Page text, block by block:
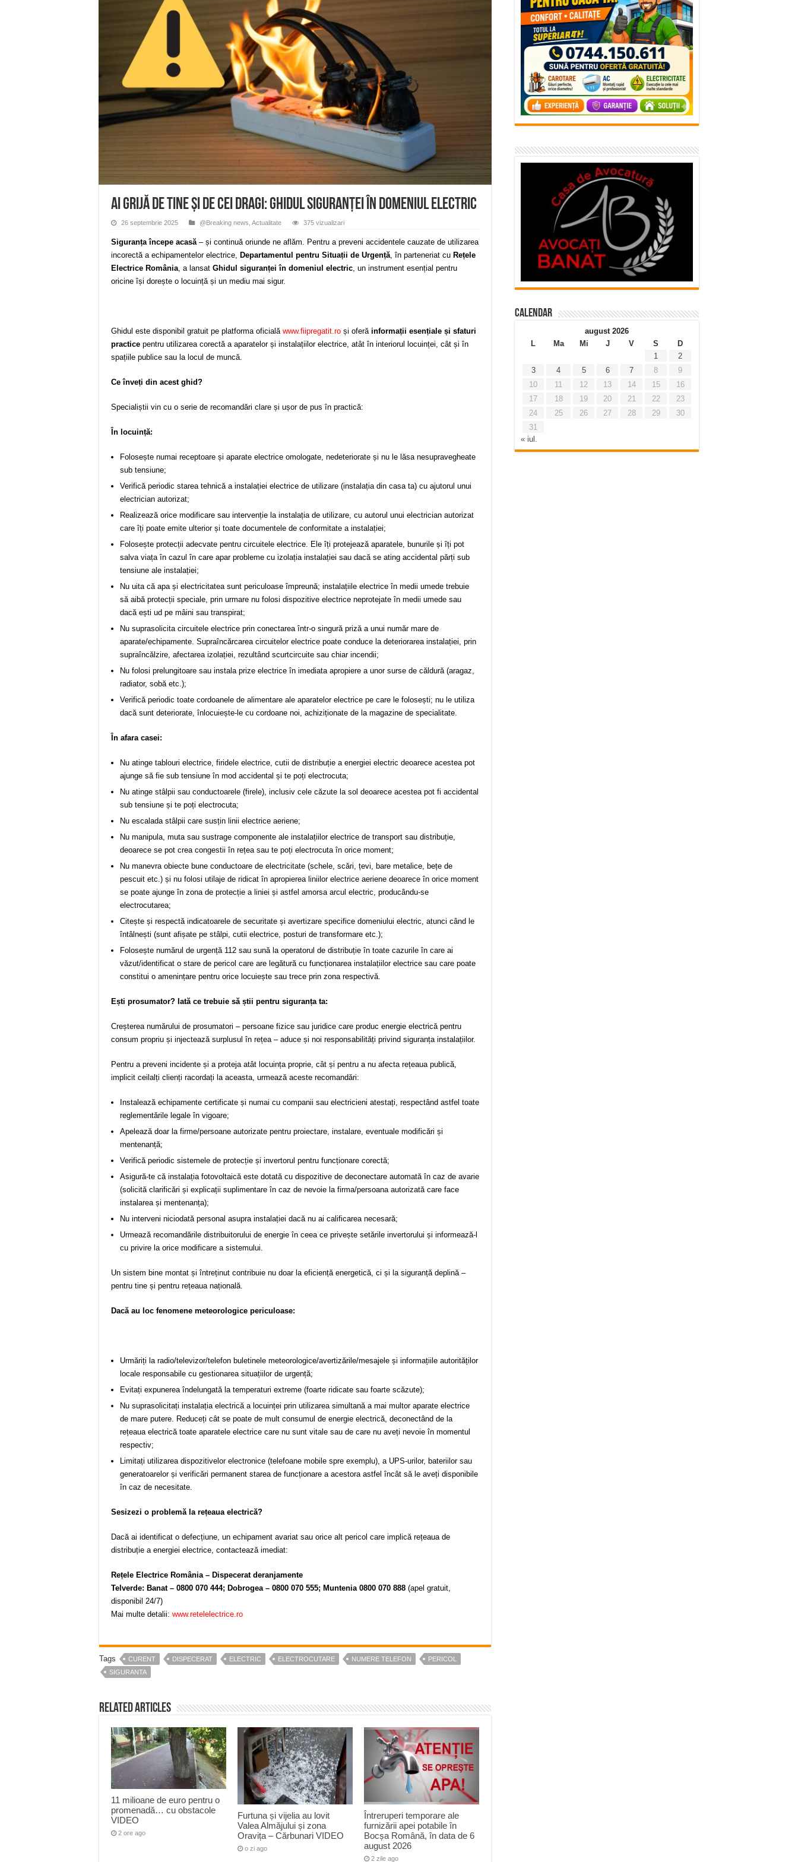
Ștrandul Termal Ring din Oravița – locul unde natura a ascuns un izvor de sănătate VIDEO
Miresme de lavandă, mentă și flori de vară și râsete de copii la Carașova VIDEO
ANUNȚ OPRIRE APĂ în Reșița – avarie – 04.08.2026 – str. Văliugului și Plastomet
ANUNŢ OPRIRE APĂ în CARANSEBEȘ – 04.08.2026 – avarie – Calea Severinului
ANUNŢ OPRIRE APĂ în CARANSEBEȘ avarie
Ai grijă de tine și de cei dragi: Ghidul siguranței în domeniul electric
26 septembrie 2025 @Breaking news Actualitate 375 vizualizari
Siguranța începe acasă– și continuă oriunde ne aflăm. Pentru a preveni accidentele cauzate de utilizarea
incorectă a echipamentelor electrice, Departamentul pentru Situații de Urgență, în parteneriat cu Rețele
Electrice România, a lansat Ghidul siguranței în domeniul electric, un instrument esențial pentru
oricine își dorește o locuință și un mediu mai sigur.
Ghidul este disponibil gratuit pe platforma oficială www.fiipregatit.ro și oferă informații esențiale și sfaturi
practice pentru utilizarea corectă a aparatelor și instalațiilor electrice, atât în interiorul locuinței, cât și în
spațiile publice sau la locul de muncă.
Ce înveți din acest ghid?
Specialiștii vin cu o serie de recomandări clare și ușor de pus în practică:
În locuință:
Folosește numai receptoare și aparate electrice omologate, nedeteriorate și nu le lăsa nesupravegheate
sub tensiune;
Veri­fică periodic starea tehnică a instalației electrice de utilizare (instalația din casa ta) cu ajutorul unui
electrician autorizat;
Realizează orice modificare sau intervenție la instalația de utilizare, cu autorul unui electrician autorizat
care îți poate emite ulterior și toate documentele de conformitate a instalației;
Folosește protecții adecvate pentru circuitele electrice. Ele îți protejează aparatele, bunurile și îți pot
salva viața în cazul în care apar probleme cu izolația instalației sau dacă se ating accidental părți sub
tensiune ale instalației;
Nu uita că apa și electricitatea sunt periculoase împreună; instalațiile electrice în medii umede trebuie
să aibă protecții speciale, prin urmare nu folosi dispozitive electrice neprotejate în medii umede sau
dacă ești ud pe mâini sau transpirat;
Nu suprasolicita circuitele electrice prin conectarea într-o singură priză a unui număr mare de
aparate/echipamente. Supraîncărcarea circuitelor electrice poate conduce la deteriorarea instalației, prin
supraîncălzire, afectarea izolației, rezultând scurtcircuite sau chiar incendii;
Nu folosi prelungitoare sau instala prize electrice în imediata apropiere a unor surse de căldură (aragaz,
radiator, sobă etc.);
Veri­fică periodic toate cordoanele de alimentare ale aparatelor electrice pe care le folosești; nu le utiliza
dacă sunt deteriorate, înlocuiește-le cu cordoane noi, achiziționate de la magazine de specialitate.
În afara casei:
Nu atinge tablouri electrice, firidele electrice, cutii de distribuție a energiei electric deoarece acestea pot
ajunge să fie sub tensiune în mod accidental și te poți electrocuta;
Nu atinge stâlpii sau conductoarele (fi­rele), inclusiv cele căzute la sol deoarece acestea pot fi accidental
sub tensiune și te poți electrocuta;
Nu escalada stâlpii care susțin linii electrice aeriene;
Nu manipula, muta sau sustrage componente ale instalațiilor electrice de transport sau distribuție,
deoarece se pot crea congestii în rețea sau te poți electrocuta în orice moment;
Nu manevra obiecte bune conductoare de electricitate (schele, scări, țevi, bare metalice, bețe de
pescuit etc.) și nu folosi utilaje de ridicat în apropierea liniilor electrice aeriene deoarece în orice moment
se poate ajunge în zona de protecție a liniei și astfel amorsa arcul electric, producându-se
electrocutarea;
Citește și respectă indicatoarele de securitate și avertizare specifi­ce domeniului electric, atunci când le
întâlnești (sunt afișate pe stâlpi, cutii electrice, posturi de transformare etc.);
Folosește numărul de urgență 112 sau sună la operatorul de distribuție în toate cazurile în care ai
văzut/identi­ficat o stare de pericol care are legătură cu funcționarea instalațiilor electrice sau care poate
constitui o amenințare pentru orice locuiește sau trece prin zona respectivă.
Ești prosumator? Iatăce trebuie să știi pentru siguranța ta:
Creșterea numărului de prosumatori – persoane fizice sau juridice care produc energie electrică pentru
consum propriu și injectează surplusul în rețea – aduce și noi responsabilități privind siguranța instalațiilor.
Pentru a preveni incidente și a proteja atât locuința proprie, cât și pentru a nu afecta rețeaua publică,
implicit ceilalți clienți racordați la aceasta, urmează aceste recomandări:
Instalează echipamente certificate și numai cu companii sau electricieni atestați, respectând astfel toate
reglementările legale în vigoare;
Apelează doar la firme/persoane autorizate pentru proiectare, instalare, eventuale modificări și
mentenanță;
Verifică periodic sistemele de protecție și invertorul pentru funcționare corectă;
Asigură-te că instalația fotovoltaică este dotată cu dispozitive de deconectare automată în caz de avarie
(solicită clarificări și explicații suplimentare în caz de nevoie la firma/persoana autorizată care face
instalarea și mentenanța);
Nu interveni niciodată personal asupra instalației dacă nu ai calificarea necesară;
Urmează recomandările distribuitorului de energie în ceea ce privește setările invertorului și informează-l
cu privire la orice modificare a sistemului.
Un sistem bine montat și întreținut contribuie nu doar la eficiență energetică, ci și la siguranță deplină –
pentru tine și pentru rețeaua națională.
Dacă au loc fenomene meteorologice periculoase:
Urmăriți la radio/televizor/telefon buletinele meteorologice/avertizările/mesajele și informațiile autorităților
locale responsabile cu gestionarea situațiilor de urgență;
Evitați expunerea îndelungată la temperaturi extreme (foarte ridicate sau foarte scăzute);
Nu suprasolicitați instalația electrică a locuinței prin utilizarea simultană a mai multor aparate electrice
de mare putere. Reduceți cât se poate de mult consumul de energie electrică, deconectând de la
rețeaua electrică toate aparatele electrice care nu sunt vitale sau de care nu aveți nevoie în momentul
respectiv;
Limitați utilizarea dispozitivelor electronice (telefoane mobile spre exemplu), a UPS-urilor, bateriilor sau
generatoarelor și verificări permanent starea de funcționare a acestora astfel încât să le aveți disponibile
în caz de necesitate.
Sesizezi o problemăla rețeaua electrică?
Dacă ai identificat o defecțiune, un echipament avariat sau orice alt pericol care implică rețeaua de
distribuție a energiei electrice, contactează imediat:
Rețele Electrice România – Dispecerat deranjamente
Telverde: Banat – 0800 070 444; Dobrogea – 0800 070 555; Muntenia 0800 070 888 (apel gratuit,
disponibil 24/7)
Mai multe detalii: www.retelelectrice.ro
Tags CURENT DISPECERAT ELECTRIC ELECTROCUTARE NUMERE TELEFON
PERICOL
SIGURANTA
Related Articles
11 milioane de euro pentru o
promenadă… cu obstacole
VIDEO
2 ore ago
Furtuna și vijelia au lovit
Valea Almăjului și zona
Oravița – Cărbunari VIDEO
o zi ago
Întreruperi temporare ale
furnizării apei potabile în
Bocșa Română, în data de 6
august 2026
2 zile ago
Calendar
august 2026
L
Ma Mi J V S
D
1
2
3
4 5 6 7 8
9
10
11 12 13 14 15
16
17
18 19 20 21 22
23
24
25 26 27 28 29
30
31
« iul.